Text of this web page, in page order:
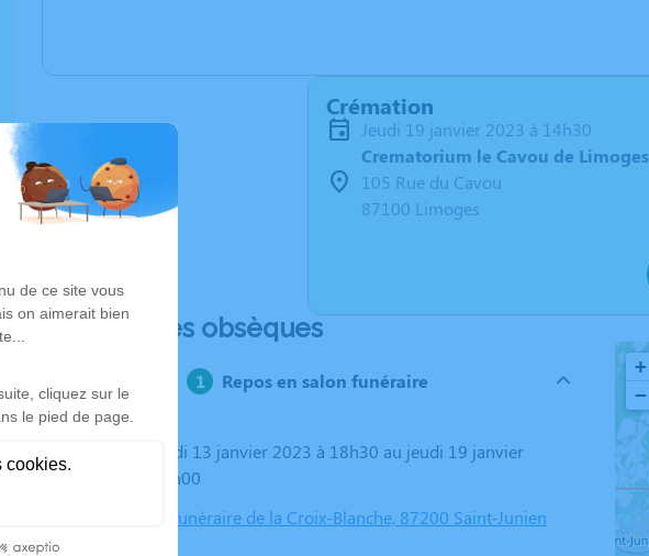
Crémation
jeudi 19 janvier 2023 à 14h30
Crematorium le Cavou de Limoges
105 Rue du Cavou
87100 Limoges
Déroulé des obsèques
Repos en salon funéraire
2023 à 14h00
Chambre Funéraire de la Croix-Blanche, 87200 Saint-Junien
+
−